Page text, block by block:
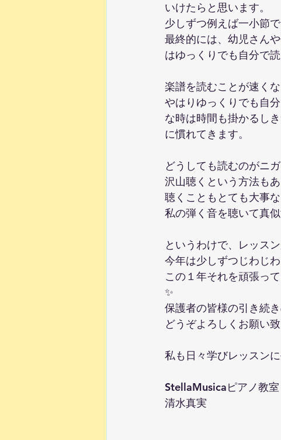
いけたらと思います。
少しずつ例えば一小節
最終的には、幼児さん
はゆっくりでも自分で
楽譜を読むことが速くな
やはりゆっくりでも自
な時は時間も掛かるし
に慣れてきます。
どうしても読むのがニガ
沢山聴くという方法もあ
聴くこともとても大事な
私の弾く音を聴いて真
というわけで、レッス
今年は少しずつじわじ
この１年それを頑張っ
✨
保護者の皆様の引き続
どうぞよろしくお願い
私も日々学びレッスンに
StellaMusicaピアノ教室
清水真実